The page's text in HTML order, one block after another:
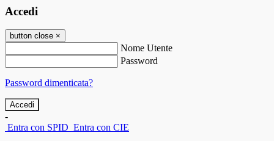
Accedi
button close ×
Nome Utente
Password
Password dimenticata?
-
Entra con SPID Entra con CIE